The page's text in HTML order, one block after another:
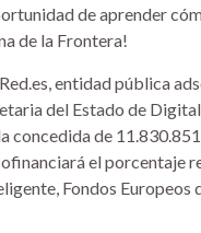
de aprender
de la Frontera!
entidad pública
del Estado de
concedida de
el porcentaje
Fondos Europeos